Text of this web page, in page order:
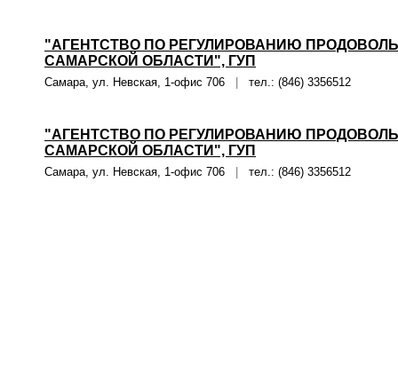
"АГЕНТСТВО ПО РЕГУЛИРОВАНИЮ
САМАРСКОЙ ОБЛАСТИ", ГУП
Самара, ул. Невская, 1-офис 706 тел.: (846) 3356512
"АГЕНТСТВО ПО РЕГУЛИРОВАНИЮ
САМАРСКОЙ ОБЛАСТИ", ГУП
Самара, ул. Невская, 1-офис 706 тел.: (846) 3356512